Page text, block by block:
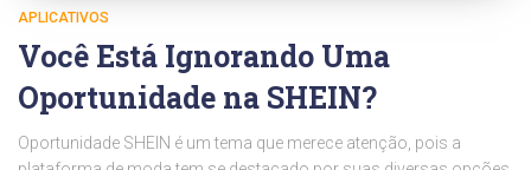
APLICATIVOS
Você Está Ignorando Uma
Oportunidade na SHEIN?
Oportunidade SHEIN é um tema que merece atenção, pois a